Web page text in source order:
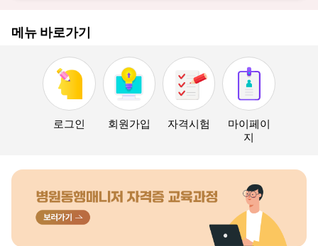
메뉴 바로가기
로그인 회원가입 자격시험
마이페이
지